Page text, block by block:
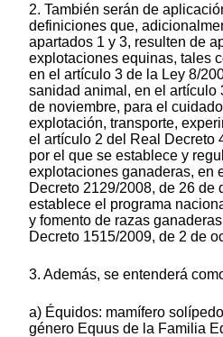
2. También serán de
definiciones que,
apartados 1 y 3, resulten de
explotaciones equinas, tales
en el artículo 3 de la Ley 8/
sanidad animal, en el artículo
de noviembre, para el
explotación, transporte,
el artículo 2 del Real Decreto
por el que se establece y
explotaciones ganaderas, en
Decreto 2129/2008, de 26 de
establece el programa
y fomento de razas
Decreto 1515/2009, de 2 de
3. Además, se entenderá
a) Équidos: mamífero
género Equus de la Familia